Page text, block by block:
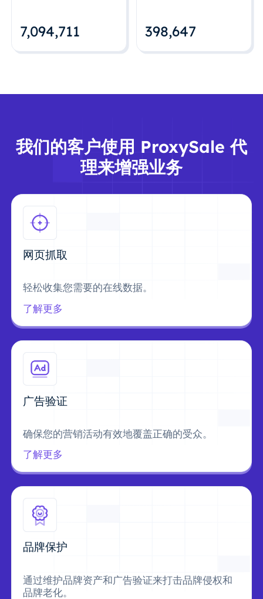
7,094,712 398,648
我们的客户使用 ProxySale 代
理来增强业务
网页抓取
轻松收集您需要的在线数据。
了解更多
广告验证
确保您的营销活动有效地覆盖正确的受众。
了解更多
品牌保护
通过维护品牌资产和广告验证来打击品牌侵权和
品牌老化。